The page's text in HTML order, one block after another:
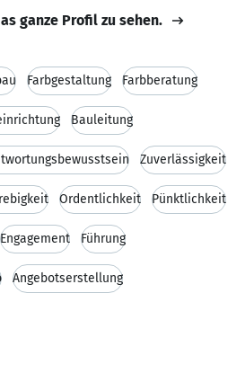
ganze Profil zu sehen.
Farbgestaltung Farbberatung
Bauleitung
Zuverlässigkeit
Ordentlichkeit Pünktlichkeit
Engagement Führung
Angebotserstellung